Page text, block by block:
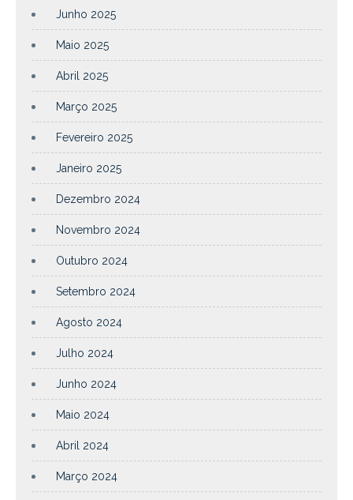
Junho 2025
Maio 2025
Abril 2025
Março 2025
Fevereiro 2025
Janeiro 2025
Dezembro 2024
Novembro 2024
Outubro 2024
Setembro 2024
Agosto 2024
Julho 2024
Junho 2024
Maio 2024
Abril 2024
Março 2024